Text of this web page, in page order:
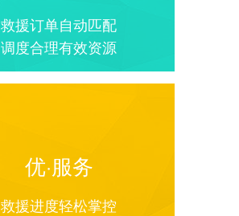
救援订单自动匹配
调度合理有效资源
优·服务
救援进度轻松掌控